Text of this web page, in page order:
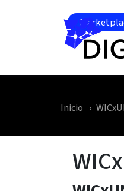
Inicio